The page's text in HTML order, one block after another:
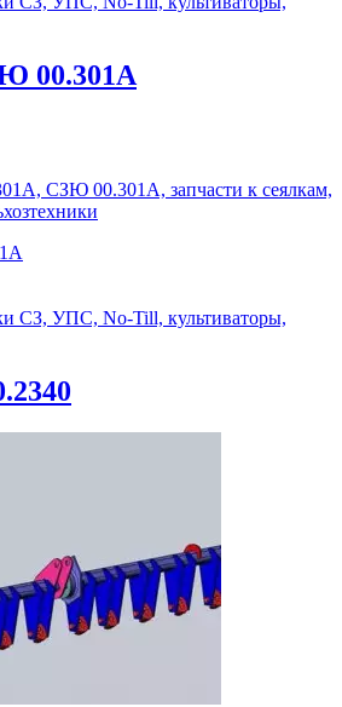
00.301А
СЗЮ 00.301А, запчасти к сеялкам,
СЗ, УПС, No-Till, культиваторы,